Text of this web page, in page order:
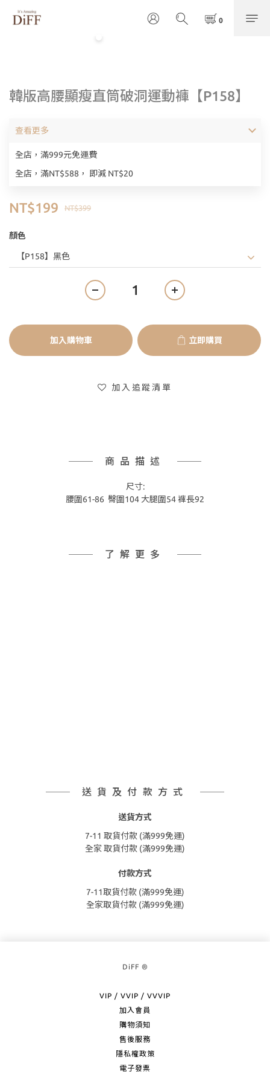
韓版高腰顯瘦直筒破洞運動褲【P158】
全店，滿999元免運費
全店，滿NT$588， 即減 NT$20
查看更多
NT$399
NT$199
顏色
加入購物車 立即購買
加入追蹤清單
商品描述
尺寸:
腰圍61-86 臀圍104 大腿圍54 褲長92
了解更多
送貨及付款方式
送貨方式
7-11 取貨付款 (滿999免運)
全家 取貨付款 (滿999免運)
付款方式
7-11取貨付款 (滿999免運)
全家取貨付款 (滿999免運)
DiFF ®
VIP / VVIP / VVVIP
加入會員
購物須知
售後服務
隱私權政策
電子發票